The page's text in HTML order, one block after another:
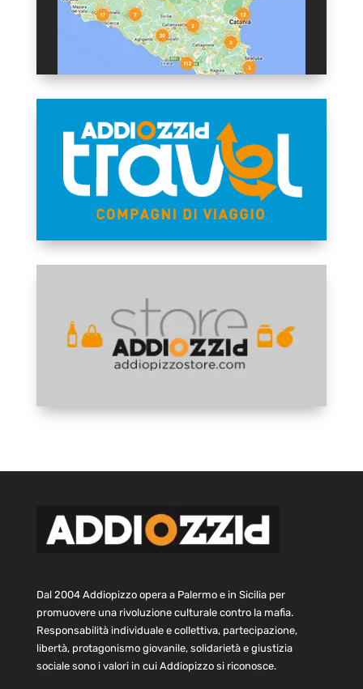
Dal 2004 Addiopizzo opera a Palermo e in Sicilia per
promuovere una rivoluzione culturale contro la mafia.
Responsabilità individuale e collettiva, partecipazione,
libertà, protagonismo giovanile, solidarietà e giustizia
sociale sono i valori in cui Addiopizzo si riconosce.